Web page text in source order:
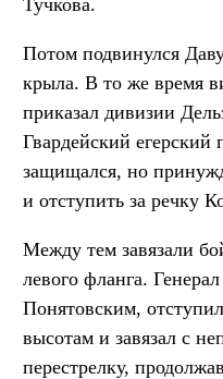
Потом подвинулся
крыла. В то же время
приказал дивизии
Гвардейский егерский
защищался, но
и отступить за речку
Между тем завязали
левого фланга.
Понятовским,
высотам и завязал с
перестрелку,